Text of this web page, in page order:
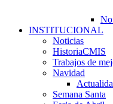
INSTITUCIONAL
Noticias
HistoriaCMIS
Trabajos de
Navidad
Semana Santa